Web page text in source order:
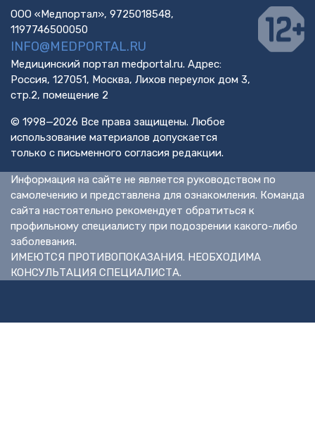
ООО «Медпортал», 9725018548,
1197746500050
INFO@MEDPORTAL.RU
Медицинский портал medportal.ru. Адрес:
Россия, 127051, Москва, Лихов переулок дом 3,
стр.2, помещение 2
© 1998—2026 Все права защищены. Любое
использование материалов допускается
только с письменного согласия редакции.
Информация на сайте не является руководством по
самолечению и представлена для ознакомления. Команда
сайта настоятельно рекомендует обратиться к
профильному специалисту при подозрении какого-либо
заболевания.
ИМЕЮТСЯ ПРОТИВОПОКАЗАНИЯ. НЕОБХОДИМА
КОНСУЛЬТАЦИЯ СПЕЦИАЛИСТА.